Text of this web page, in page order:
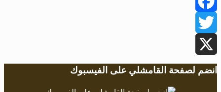
Facebook
Twitter
X
انضم لصفحة القامشلي على الفيسبوك